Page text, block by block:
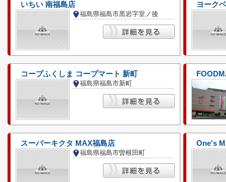
いちい 南福島店
福島県福島市黒岩字堂ノ後
ヨーク
コープふくしま コープマート 新町
福島県福島市新町
スーパーキクタ MAX福島店
福島県福島市曽根田町